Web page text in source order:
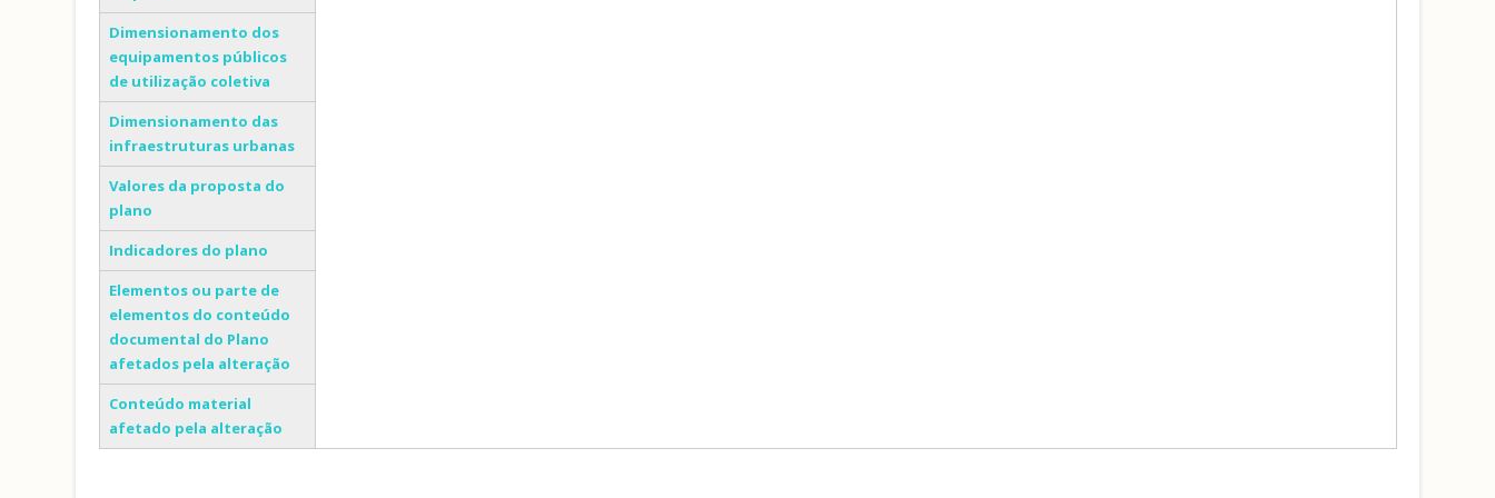
Dimensionamento dos
equipamentos públicos
de utilização coletiva
Dimensionamento das
infraestruturas urbanas
Valores da proposta do
plano
Indicadores do plano
Elementos ou parte de
elementos do conteúdo
documental do Plano
afetados pela alteração
Conteúdo material
afetado pela alteração